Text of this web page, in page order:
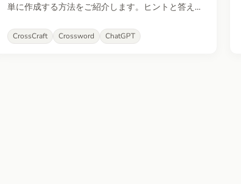
単に作成する方法をご紹介します。ヒントと答え
成・カスタマイズまで、8つのシンプルなステップ
で解説します。
CrossCraft Crossword ChatGPT